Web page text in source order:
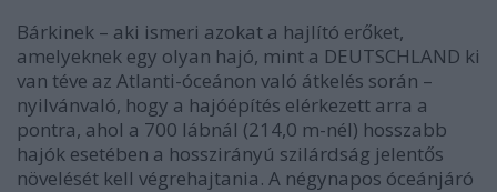
Bárkinek – aki ismeri azokat a hajlító erőket,
amelyeknek egy olyan hajó, mint a DEUTSCHLAND ki
van téve az Atlanti-óceánon való átkelés során –
nyilvánvaló, hogy a hajóépítés elérkezett arra a
pontra, ahol a 700 lábnál (214,0 m-nél) hosszabb
hajók esetében a hosszirányú szilárdság jelentős
növelését kell végrehajtania. A négynapos óceánjáró